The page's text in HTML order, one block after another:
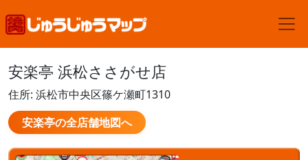
安楽亭 浜松ささがせ店
住所: 浜松市中央区篠ケ瀬町1310
安楽亭の全店舗地図へ